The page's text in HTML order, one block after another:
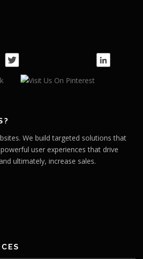
We build targeted solutions that
user experiences that drive
ultimately, increase sales.